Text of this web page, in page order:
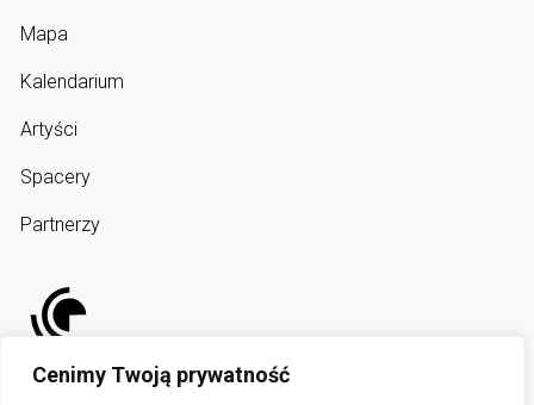
Cenimy Twoją prywatność
Mapa
Kalendarium
Artyści
Spacery
Partnerzy